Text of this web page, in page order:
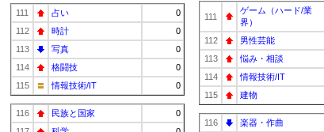
111 占い
0
112
時計
0
113
写真
0
114
格闘技
0
115
情報技術/IT 0
116 民族と国家
0
111
ゲーム（ハード/業
界）
112 男性芸能
113
悩み・相談
114
情報技術/IT
115
建物
116 楽器・作曲